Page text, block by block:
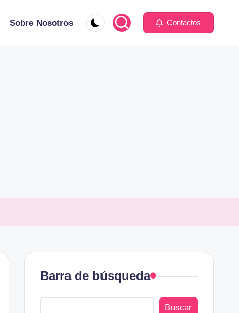
Sobre Nosotros Contactos
Barra de búsqueda
Buscar